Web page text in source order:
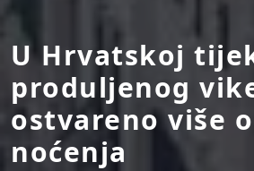
U Hrvatskoj
produljenog
ostvareno više
noćenja